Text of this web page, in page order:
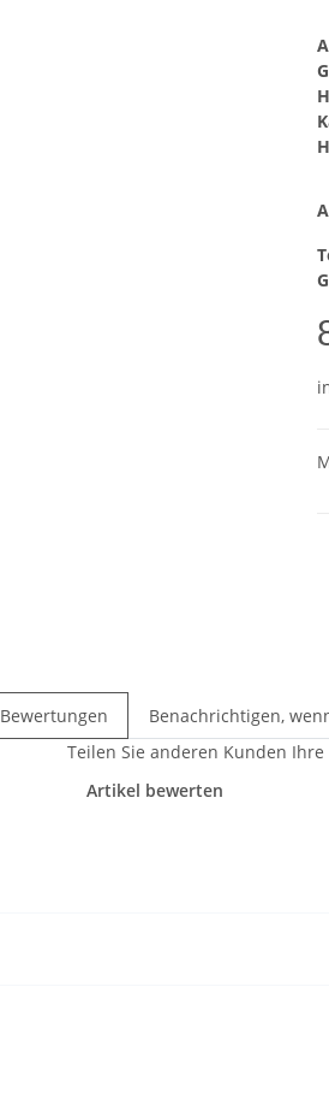
Bewertungen
Benachrichtigen,
Teilen Sie anderen Kunden
Artikel bewerten